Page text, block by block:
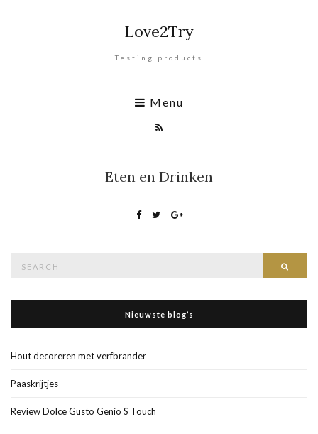
Love2Try
Testing products
Menu
Eten en Drinken
Nieuwste blog’s
Hout decoreren met verfbrander
Paaskrijtjes
Review Dolce Gusto Genio S Touch